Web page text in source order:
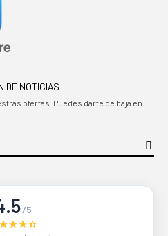
DE NOTICIAS
ofertas. Puedes darte de baja en
/5